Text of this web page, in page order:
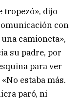
tropezó», dijo
con
una camioneta»,
su padre, por
para ver
estaba más.
paró, ni